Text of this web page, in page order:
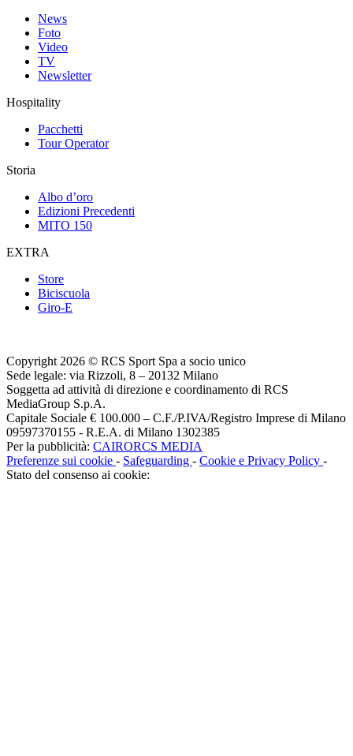
News
Foto
Video
TV
Newsletter
Hospitality
Pacchetti
Tour Operator
Storia
Albo d’oro
Edizioni Precedenti
MITO 150
EXTRA
Store
Biciscuola
Giro-E
Copyright 2026 © RCS Sport Spa a socio unico
Sede legale: via Rizzoli, 8 – 20132 Milano
Soggetta ad attività di direzione e coordinamento di RCS
MediaGroup S.p.A.
Capitale Sociale € 100.000 – C.F./P.IVA/Registro Imprese di Milano
09597370155 - R.E.A. di Milano 1302385
Per la pubblicità: CAIRORCS MEDIA
Preferenze sui cookie - Safeguarding - Cookie e Privacy Policy -
Stato del consenso ai cookie: